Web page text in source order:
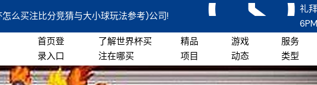
么买注比分竞猜与大小球玩法参考)公司!
礼
6PM
首页登
录入口
了解世界杯买
注在哪买
精品
项目
游戏
动态
服务
类型